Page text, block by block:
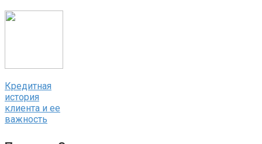
Кредитная
история
клиента и ее
важность